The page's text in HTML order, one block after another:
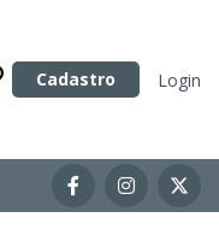
Cadastro Login